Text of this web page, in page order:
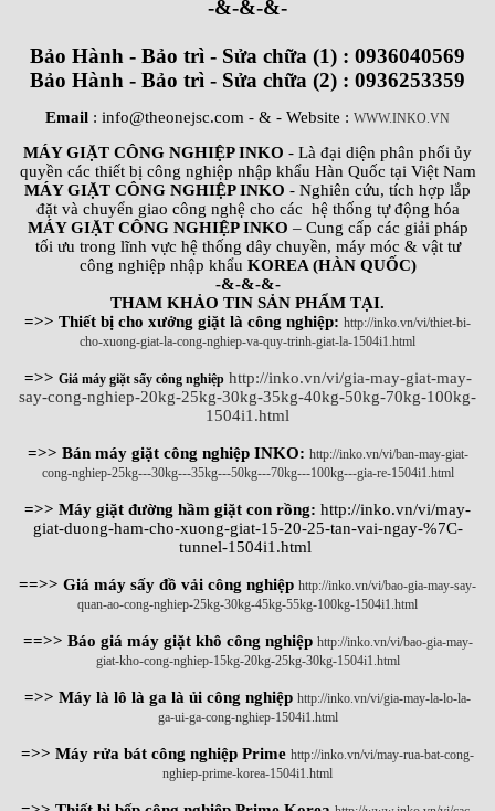
-&-&-&-
Bảo Hành - Bảo trì - Sửa chữa (1) : 0936040569
Bảo Hành - Bảo trì - Sửa chữa (2) : 0936253359
Email : info@theonejsc.com - & - Website : WWW.INKO.VN
MÁY GIẶT CÔNG NGHIỆP INKO - Là đại diện phân phối ủy
quyền các thiết bị công nghiệp nhập khẩu Hàn Quốc tại Việt Nam
MÁY GIẶT CÔNG NGHIỆP INKO - Nghiên cứu, tích hợp lắp
đặt và chuyển giao công nghệ cho các hệ thống tự động hóa
MÁY GIẶT CÔNG NGHIỆP INKO – Cung cấp các giải pháp
tối ưu trong lĩnh vực hệ thống dây chuyền, máy móc & vật tư
công nghiệp nhập khẩu KOREA (HÀN QUỐC)
-&-&-&-
THAM KHẢO TIN SẢN PHẨM TẠI.
=>> Thiết bị cho xưởng giặt là công nghiệp: http://inko.vn/vi/thiet-bi-
cho-xuong-giat-la-cong-nghiep-va-quy-trinh-giat-la-1504i1.html
=>> Giá máy giặt sấy công nghiệp http://inko.vn/vi/gia-may-giat-may-
say-cong-nghiep-20kg-25kg-30kg-35kg-40kg-50kg-70kg-100kg-
1504i1.html
=>> Bán máy giặt công nghiệp INKO: http://inko.vn/vi/ban-may-giat-
cong-nghiep-25kg---30kg---35kg---50kg---70kg---100kg---gia-re-1504i1.html
=>> Máy giặt đường hầm giặt con rồng: http://inko.vn/vi/may-
giat-duong-ham-cho-xuong-giat-15-20-25-tan-vai-ngay-%7C-
tunnel-1504i1.html
==>> Giá máy sấy đồ vải công nghiệp http://inko.vn/vi/bao-gia-may-say-
quan-ao-cong-nghiep-25kg-30kg-45kg-55kg-100kg-1504i1.html
==>> Báo giá máy giặt khô công nghiệp http://inko.vn/vi/bao-gia-may-
giat-kho-cong-nghiep-15kg-20kg-25kg-30kg-1504i1.html
=>> Máy là lô là ga là ủi công nghiệp http://inko.vn/vi/gia-may-la-lo-la-
ga-ui-ga-cong-nghiep-1504i1.html
=>> Máy rửa bát công nghiệp Prime http://inko.vn/vi/may-rua-bat-cong-
nghiep-prime-korea-1504i1.html